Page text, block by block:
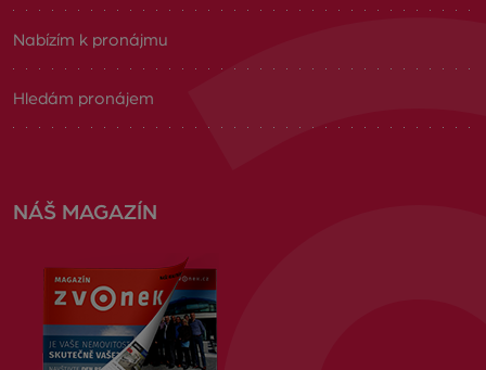
Nabízím k pronájmu
Hledám pronájem
NÁŠ MAGAZÍN